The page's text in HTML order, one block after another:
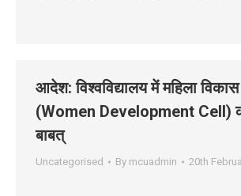
आदेश: विश्‍वविद्यालय में महिला
(Women Development Cell)
बाबत्
Uncategorised By mcuadmin 20th